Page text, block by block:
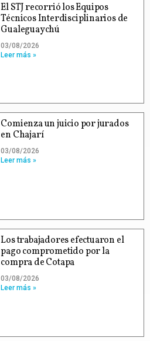
El STJ recorrió los Equipos
Técnicos Interdisciplinarios de
Gualeguaychú
03/08/2026
Leer más »
Comienza un juicio por jurados
en Chajarí
03/08/2026
Leer más »
Los trabajadores efectuaron el
pago comprometido por la
compra de Cotapa
03/08/2026
Leer más »